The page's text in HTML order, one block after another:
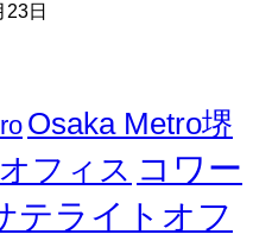
23日
Osaka Metro堺
オフィス コワー
テライトオフ